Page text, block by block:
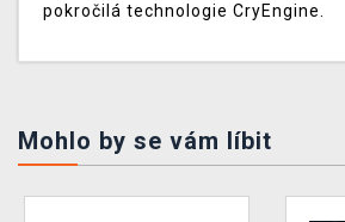
pokročilá technologie CryEngine.
Mohlo by se vám líbit